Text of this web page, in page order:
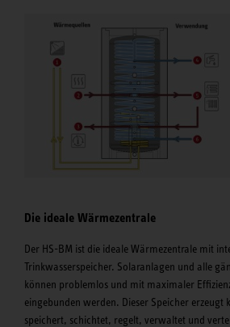
Die ideale Wärmezentrale
Der HS-BM ist die ideale Wärmezentrale mit
Trinkwasserspeicher. Solaranlagen und alle
können problemlos und mit maximaler
eingebunden werden. Dieser Speicher erzeugt
speichert, schichtet, regelt, verwaltet und